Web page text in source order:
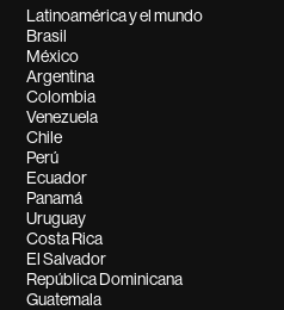
Latinoamérica y el mundo
Brasil
México
Argentina
Colombia
Venezuela
Chile
Perú
Ecuador
Panamá
Uruguay
Costa Rica
El Salvador
República Dominicana
Guatemala